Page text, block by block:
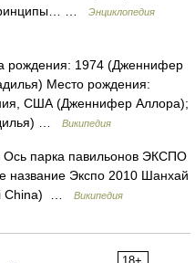
…
Энциклопедия
рождения: 1974 (Дженнифер
Место рождения:
США (Дженнифер Аллора);
…
Википедия
парка павильонов ЭКСПО
Экспо 2010 Шанхай
China) …
Википедия